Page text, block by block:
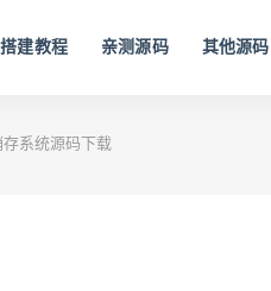
建教程 亲测源码 其他源码
存系统源码下载